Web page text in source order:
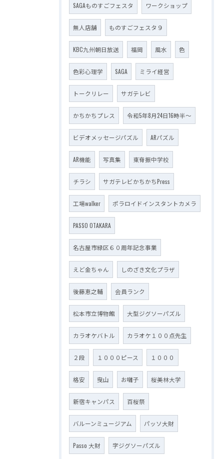
SAGAものすごフェスタ ワークショップ
無人店舗 ものすごフェスタ９
KBC九州朝日放送 福岡 風水 色
色彩心理学 SAGA ミライ経営
トークリレー サガテレビ
かちかちプレス 令和5年8月24日16時半～
ビデオメッセージパズル ARパズル
AR機能 写真集 東脊振中学校
チラシ サガテレビかちかちPress
工場walker ポラロイドインスタントカメラ
PASSO OTAKARA
名古屋市緑区６０周年記念事業
えど金ちゃん しのざき文化プラザ
後藤恵之輔 会員ランク
松本市立博物館 大型ジグソーパズル
カラオケバトル カラオケ１００点先生
２段 １０００ピース １０００
格安 曳山 お囃子 桜美林大学
新宿キャンパス 百桜祭
バルーンミュージアム パッソ大財
Passo 大財 字ジグソーパズル